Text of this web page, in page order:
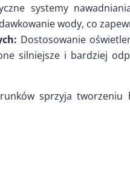
systemy
wody, co
Dostosowanie
silniejsze i bardziej
sprzyja